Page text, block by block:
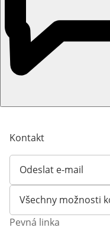
Kontakt
Odeslat e-mail
Otevírá e-mailového
Všechny možnosti
Pevná linka